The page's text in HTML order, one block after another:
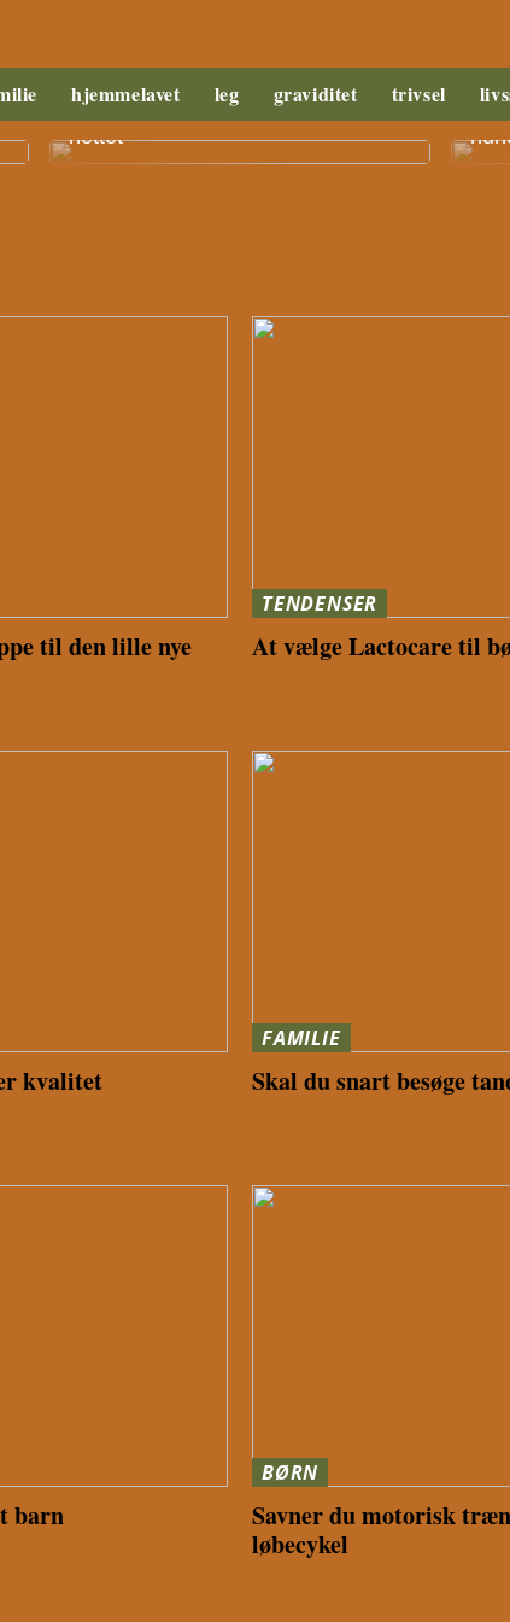
hjemmelavet leg graviditet trivsel
Fordele ved at købe legetøj på
nettet
til den lille nye
TENDENSER
At vælge Lactocare til
kvalitet
FAMILIE
Skal du snart besøge
barn
BØRN
Savner du motorisk
løbecykel